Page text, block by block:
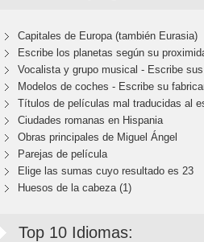
Capitales de Europa (también Eurasia)
Escribe los planetas según su
Vocalista y grupo musical - Escribe
Modelos de coches - Escribe su
Títulos de películas mal traducidas al
Ciudades romanas en Hispania
Obras principales de Miguel Ángel
Parejas de película
Elige las sumas cuyo resultado es 23
Huesos de la cabeza (1)
Top 10 Idiomas: